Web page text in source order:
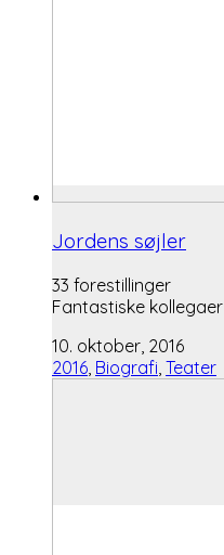
Jordens søjler
33 forestillinger
Fantastiske kollegaer
10. oktober, 2016
2016 Biografi Teater